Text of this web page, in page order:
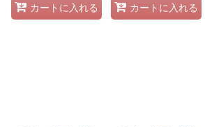
カートに入れる カートに入れる